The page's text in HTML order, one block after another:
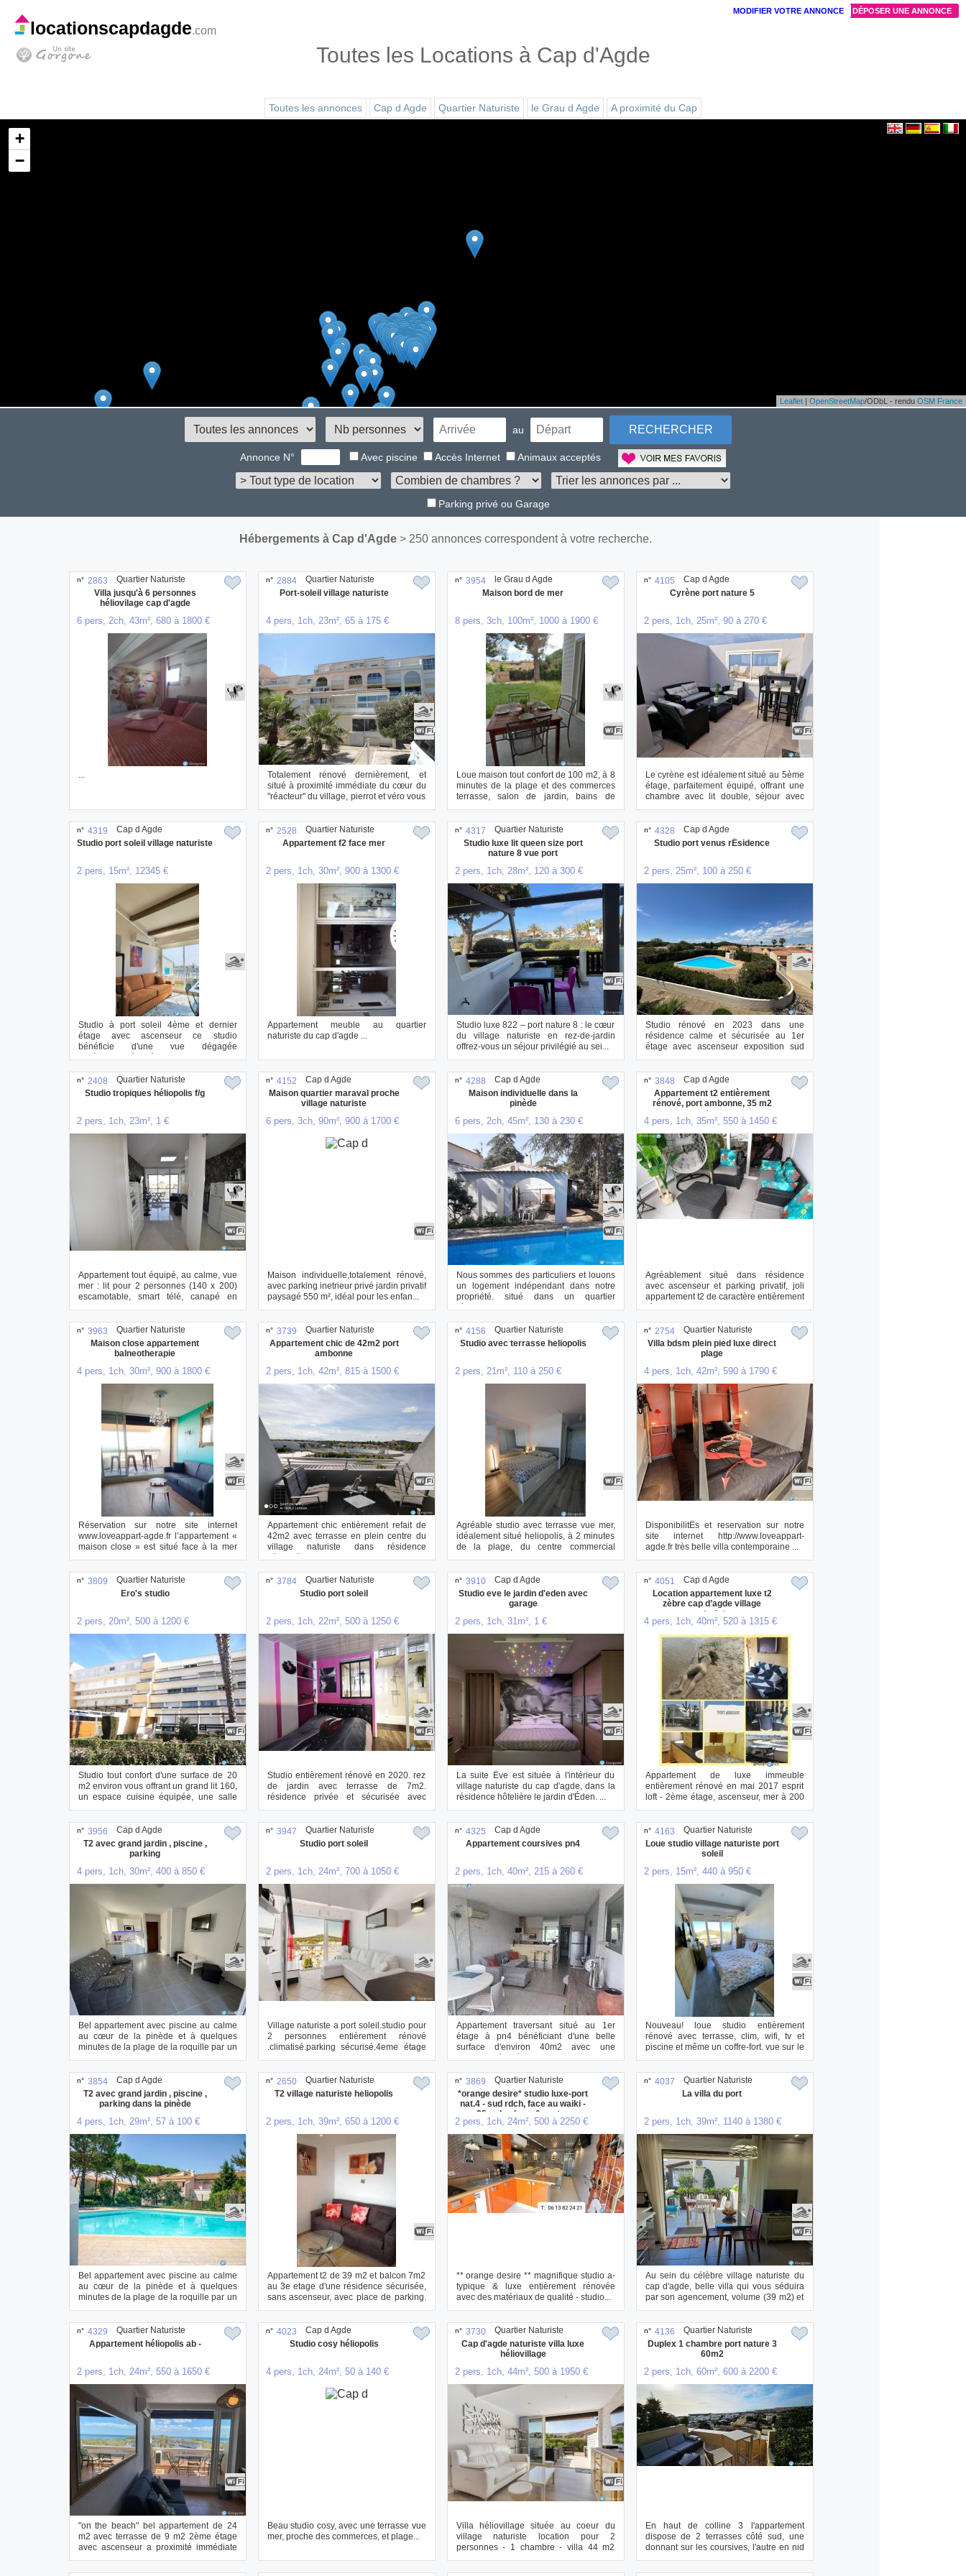
Toutes les Locations à Cap d'Agde
Toutes les annonces Cap d Agde Quartier Naturiste le Grau d Agde A proximité du Cap
locationscapdagde.com
+
−
Leaflet | OpenStreetMap/ODbL - rendu OSM France
au
Annonce N° Avec piscine Accès Internet Animaux acceptés
Parking privé ou Garage
Hébergements à Cap d'Agde > 250 annonces correspondent à votre recherche.
n° 2863
Villa jusqu'à 6 personnes
héliovilage cap d'agde
6 pers, 2ch, 43m², 680 à 1800 €
...
Quartier Naturiste n° 2884
Port-soleil village naturiste
4 pers, 1ch, 23m², 65 à 175 €
Totalement rénové dernièrement, et
situé à proximité immédiate du cœur du
"réacteur" du village, pierrot et véro vous
at...
Quartier Naturiste n° 3954
Maison bord de mer
8 pers, 3ch, 100m², 1000 à 1900 €
Loue maison tout confort de 100 m2, à 8
minutes de la plage et des commerces
terrasse, salon de jardin, bains de
soleil...
le Grau d Agde n° 4105
Cyrène port nature 5
2 pers, 1ch, 25m², 90 à 270 €
Le cyrène est idéalement situé au 5ème
étage, parfaitement équipé, offrant une
chambre avec lit double, séjour avec
can...
Cap d Agde
n° 4319
Studio port soleil village naturiste
2 pers, 15m², 12345 €
Studio à port soleil 4ème et dernier
étage avec ascenseur ce studio
bénéficie d'une vue dégagée
entièrement rénové. ...
Cap d Agde n° 2528
Appartement f2 face mer
2 pers, 1ch, 30m², 900 à 1300 €
Appartement meuble au quartier
naturiste du cap d'agde ...
Quartier Naturiste n° 4317
Studio luxe lit queen size port
nature 8 vue port
2 pers, 1ch, 28m², 120 à 300 €
Studio luxe 822 – port nature 8 : le cœur
du village naturiste en rez-de-jardin
offrez-vous un séjour privilégié au sei...
Quartier Naturiste n° 4328
Studio port venus rÉsidence
2 pers, 25m², 100 à 250 €
Studio rénové en 2023 dans une
résidence calme et sécurisée au 1er
étage avec ascenseur exposition sud
avec vu sur la ...
Cap d Agde
n° 2408
Studio tropiques héliopolis f/g
2 pers, 1ch, 23m², 1 €
Appartement tout équipé, au calme, vue
mer : lit pour 2 personnes (140 x 200)
escamotable, smart télé, canapé en
tissu, ...
Quartier Naturiste n° 4152
Maison quartier maraval proche
village naturiste
6 pers, 3ch, 90m², 900 à 1700 €
Maison individuelle,totalement rénové,
avec parking inetrieur privé jardin privatif
paysagé 550 m², idéal pour les enfan...
Cap d Agde n° 4288
Maison individuelle dans la
pinède
6 pers, 2ch, 45m², 130 à 230 €
Nous sommes des particuliers et louons
un logement indépendant dans notre
propriété. situé dans un quartier
résidentiel,...
Cap d Agde n° 3848
Appartement t2 entièrement
rénové, port ambonne, 35 m2
avec terrasse
4 pers, 1ch, 35m², 550 à 1450 €
Agréablement situé dans résidence
avec ascenseur et parking privatif, joli
appartement t2 de caractère entièrement
rénov...
Cap d Agde
n° 3963
Maison close appartement
balneotherapie
4 pers, 1ch, 30m², 900 à 1800 €
Réservation sur notre site internet
www.loveappart-agde.fr l’appartement «
maison close » est situé face à la mer
su...
Quartier Naturiste n° 3739
Appartement chic de 42m2 port
ambonne
2 pers, 1ch, 42m², 815 à 1500 €
Appartement chic entièrement refait de
42m2 avec terrasse en plein centre du
village naturiste dans résidence
sécurisé d...
Quartier Naturiste n° 4156
Studio avec terrasse heliopolis
2 pers, 21m², 110 à 250 €
Agréable studio avec terrasse vue mer,
idéalement situé heliopolis, à 2 minutes
de la plage, du centre commercial
heliop...
Quartier Naturiste n° 2754
Villa bdsm plein pied luxe direct
plage
4 pers, 1ch, 42m², 590 à 1790 €
DisponibilitÉs et reservation sur notre
site internet http://www.loveappart-
agde.fr très belle villa contemporaine ...
Quartier Naturiste
n° 3809
Ero's studio
2 pers, 20m², 500 à 1200 €
Studio tout confort d'une surface de 20
m2 environ vous offrant un grand lit 160,
un espace cuisine équipée, une salle
d...
Quartier Naturiste n° 3784
Studio port soleil
2 pers, 1ch, 22m², 500 à 1250 €
Studio entièrement rénové en 2020. rez
de jardin avec terrasse de 7m2.
résidence privée et sécurisée avec
gardien et par...
Quartier Naturiste n° 3910
Studio eve le jardin d'eden avec
garage
2 pers, 1ch, 31m², 1 €
La suite Ève est située à l'intérieur du
village naturiste du cap d'agde, dans la
résidence hôtelière le jardin d'Éden. ...
Cap d Agde n° 4051
Location appartement luxe t2
zèbre cap d’agde village
naturiste
4 pers, 1ch, 40m², 520 à 1315 €
Appartement de luxe immeuble
entièrement rénové en mai 2017 esprit
loft - 2ème étage, ascenseur, mer à 200
m. parqu...
Cap d Agde
n° 3956
T2 avec grand jardin , piscine ,
parking
4 pers, 1ch, 30m², 400 à 850 €
Bel appartement avec piscine au calme
au cœur de la pinède et à quelques
minutes de la plage de la roquille par un
petit...
Cap d Agde n° 3947
Studio port soleil
2 pers, 1ch, 24m², 700 à 1050 €
Village naturiste a port soleil.studio pour
2 personnes entièrement rénové
.climatisé.parking sécurisé.4eme étage
avec a...
Quartier Naturiste n° 4325
Appartement coursives pn4
2 pers, 1ch, 40m², 215 à 260 €
Appartement traversant situé au 1er
étage à pn4 bénéficiant d'une belle
surface d'environ 40m2 avec une
chambre séparée ...
Cap d Agde n° 4163
Loue studio village naturiste port
soleil
2 pers, 15m², 440 à 950 €
Nouveau! loue studio entièrement
rénové avec terrasse, clim, wifi, tv et
piscine et même un coffre-fort. vue sur le
mont...
Quartier Naturiste
n° 3854
T2 avec grand jardin , piscine ,
parking dans la pinède
4 pers, 1ch, 29m², 57 à 100 €
Bel appartement avec piscine au calme
au cœur de la pinède et à quelques
minutes de la plage de la roquille par un
petit...
Cap d Agde n° 2650
T2 village naturiste heliopolis
2 pers, 1ch, 39m², 650 à 1200 €
Appartement t2 de 39 m2 et balcon 7m2
au 3e etage d'une résidence sécurisée,
sans ascenseur, avec place de parking.
bell...
Quartier Naturiste n° 3869
*orange desire* studio luxe-port
nat.4 - sud rdch, face au waiki -
25m des bars & restos
2 pers, 1ch, 24m², 500 à 2250 €
** orange desire ** magnifique studio a-
typique & luxe entièrement rénovée
avec des matériaux de qualité - studio...
Quartier Naturiste n° 4037
La villa du port
2 pers, 1ch, 39m², 1140 à 1380 €
Au sein du célèbre village naturiste du
cap d'agde, belle villa qui vous séduira
par son agencement, volume (39 m2) et
s...
Quartier Naturiste
n° 4329
Appartement héliopolis ab -
2 pers, 1ch, 24m², 550 à 1650 €
"on the beach" bel appartement de 24
m2 avec terrasse de 9 m2 2ème étage
avec ascenseur a proximité immédiate
de la p...
Quartier Naturiste n° 4023
Studio cosy héliopolis
4 pers, 1ch, 24m², 50 à 140 €
Beau studio cosy, avec une terrasse vue
mer, proche des commerces, et plage...
Cap d Agde n° 3730
Cap d'agde naturiste villa luxe
héliovillage
2 pers, 1ch, 44m², 500 à 1950 €
Villa héliovillage située au coeur du
village naturiste location pour 2
personnes - 1 chambre - villa 44 m2
habitable...
Quartier Naturiste n° 4136
Duplex 1 chambre port nature 3
60m2
2 pers, 1ch, 60m², 600 à 2200 €
En haut de colline 3 l'appartement
dispose de 2 terrasses côté sud, une
donnant sur les coursives, l'autre en nid
d'a...
Quartier Naturiste
DÉPOSER UNE ANNONCE
MODIFIER VOTRE ANNONCE